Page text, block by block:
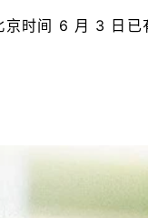
京时间 6 月 3 日已